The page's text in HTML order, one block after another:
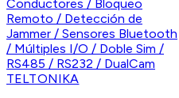
TELTONIKA